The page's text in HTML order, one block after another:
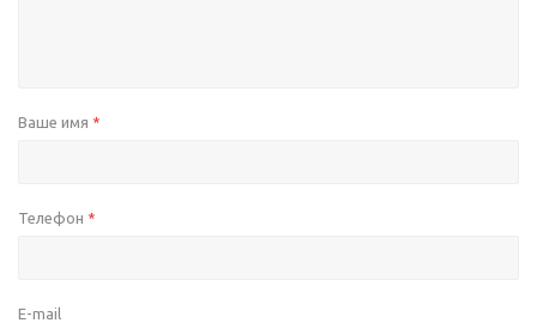
Ваше имя *
Телефон *
E-mail